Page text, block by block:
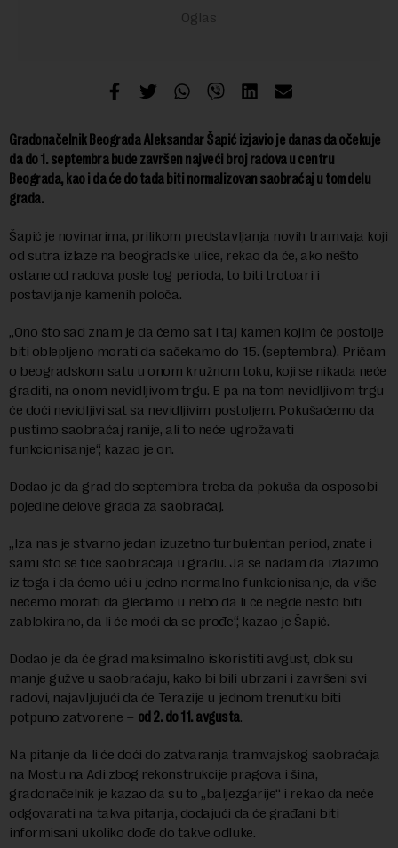
Gradonačelnik Beograda Aleksandar Šapić izjavio je danas da očekuje
da do 1. septembra bude završen najveći broj radova u centru
Beograda, kao i da će do tada biti normalizovan saobraćaj u tom delu
grada.
Šapić je novinarima, prilikom predstavljanja novih tramvaja koji
od sutra izlaze na beogradske ulice, rekao da će, ako nešto
ostane od radova posle tog perioda, to biti trotoari i
postavljanje kamenih poloča.
„Ono što sad znam je da ćemo sat i taj kamen kojim će postolje
biti oblepljeno morati da sačekamo do 15. (septembra). Pričam
o beogradskom satu u onom kružnom toku, koji se nikada neće
graditi, na onom nevidljivom trgu. E pa na tom nevidljivom trgu
će doći nevidljivi sat sa nevidljivim postoljem. Pokušaćemo da
pustimo saobraćaj ranije, ali to neće ugrožavati
funkcionisanje“, kazao je on.
Dodao je da grad do septembra treba da pokuša da osposobi
pojedine delove grada za saobraćaj.
„Iza nas je stvarno jedan izuzetno turbulentan period, znate i
sami što se tiče saobraćaja u gradu. Ja se nadam da izlazimo
iz toga i da ćemo ući u jedno normalno funkcionisanje, da više
nećemo morati da gledamo u nebo da li će negde nešto biti
zablokirano, da li će moći da se prođe“, kazao je Šapić.
Dodao je da će grad maksimalno iskoristiti avgust, dok su
manje gužve u saobraćaju, kako bi bili ubrzani i završeni svi
radovi, najavljujući da će Terazije u jednom trenutku biti
potpuno zatvorene – od 2. do 11. avgusta.
Na pitanje da li će doći do zatvaranja tramvajskog saobraćaja
na Mostu na Adi zbog rekonstrukcije pragova i šina,
gradonačelnik je kazao da su to „baljezgarije“ i rekao da neće
odgovarati na takva pitanja, dodajući da će građani biti
informisani ukoliko dođe do takve odluke.